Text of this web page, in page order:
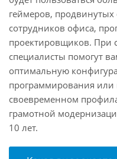
геймеров,
сотрудников офиса,
проектировщиков. При
специалисты помогут
оптимальную
программирования
своевременном
грамотной
10 лет.